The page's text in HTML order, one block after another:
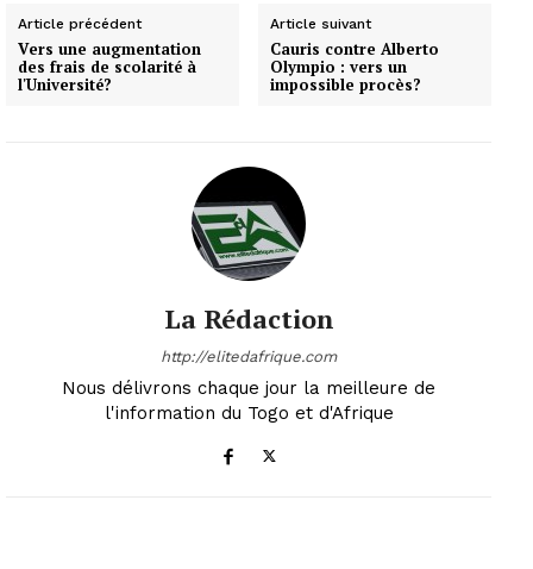
Article précédent
Vers une augmentation
des frais de scolarité à
l'Université?
Article suivant
Cauris contre Alberto
Olympio : vers un
impossible procès?
La Rédaction
http://elitedafrique.com
Nous délivrons chaque jour la meilleure de
l'information du Togo et d'Afrique